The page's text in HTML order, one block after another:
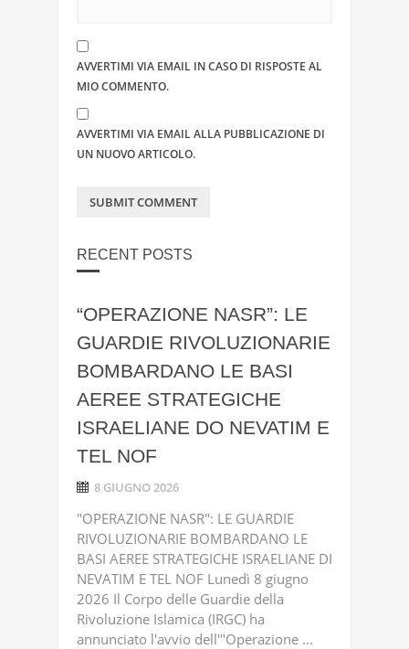
AVVERTIMI VIA EMAIL IN CASO DI RISPOSTE AL
MIO COMMENTO.
AVVERTIMI VIA EMAIL ALLA PUBBLICAZIONE DI
UN NUOVO ARTICOLO.
RECENT POSTS
“OPERAZIONE NASR”: LE
GUARDIE RIVOLUZIONARIE
BOMBARDANO LE BASI
AEREE STRATEGICHE
ISRAELIANE DO NEVATIM E
TEL NOF
8 GIUGNO 2026
"OPERAZIONE NASR": LE GUARDIE
RIVOLUZIONARIE BOMBARDANO LE
BASI AEREE STRATEGICHE ISRAELIANE DI
NEVATIM E TEL NOF Lunedì 8 giugno
2026 Il Corpo delle Guardie della
Rivoluzione Islamica (IRGC) ha
annunciato l'avvio dell'"Operazione ...